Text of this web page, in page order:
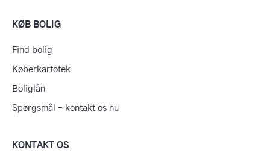
KØB BOLIG
Find bolig
Køberkartotek
Boliglån
Spørgsmål – kontakt os nu
KONTAKT OS